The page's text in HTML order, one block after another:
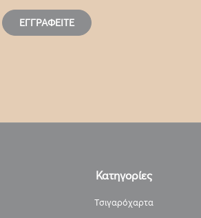
ΕΓΓΡΑΦΕΊΤΕ
Κατηγορίες
Τσιγαρόχαρτα